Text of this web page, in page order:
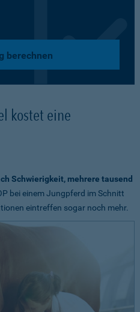
berechnen
kostet eine
Schwierigkeit, mehrere tausend
bei einem Jungpferd im Schnitt
eintreffen sogar noch mehr.